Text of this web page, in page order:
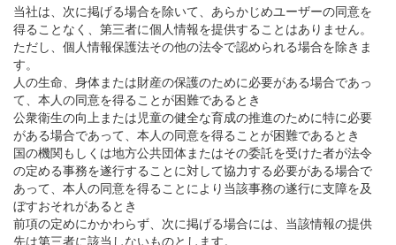
当社は、次に掲げる場合を除いて、あらかじめユーザーの同意を
得ることなく、第三者に個人情報を提供することはありません。
ただし、個人情報保護法その他の法令で認められる場合を除きま
す。
人の生命、身体または財産の保護のために必要がある場合であっ
て、本人の同意を得ることが困難であるとき
公衆衛生の向上または児童の健全な育成の推進のために特に必要
がある場合であって、本人の同意を得ることが困難であるとき
国の機関もしくは地方公共団体またはその委託を受けた者が法令
の定める事務を遂行することに対して協力する必要がある場合で
あって、本人の同意を得ることにより当該事務の遂行に支障を及
ぼすおそれがあるとき
前項の定めにかかわらず、次に掲げる場合には、当該情報の提供
先は第三者に該当しないものとします。